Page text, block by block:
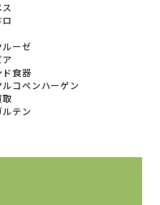
ルーゼ
ア
ド食器
ルコペンハーゲン
取
テン